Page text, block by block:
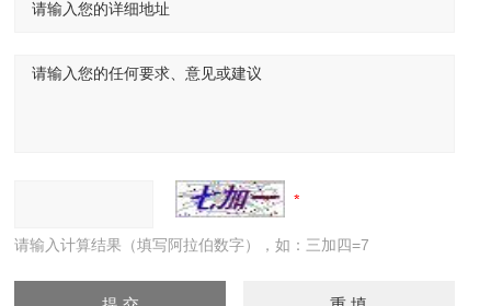
请输入计算结果（填写阿拉伯数字），如：三加四=7